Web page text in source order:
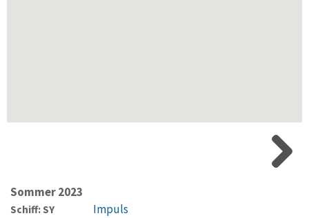
Sommer 2023
Schiff: SY Impuls